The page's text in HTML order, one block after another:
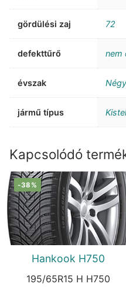
gördülési zaj 72
defekttűrő nem
évszak
jármű típus
Kapcsolódó
-38%
Hankook H750
195/65R15 H H750